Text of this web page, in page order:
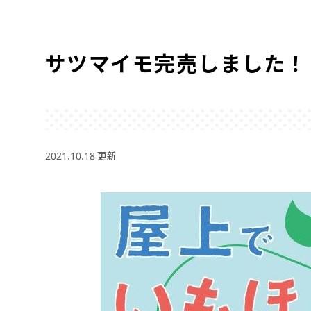
サツマイモ完売しました
2021.10.18 更新